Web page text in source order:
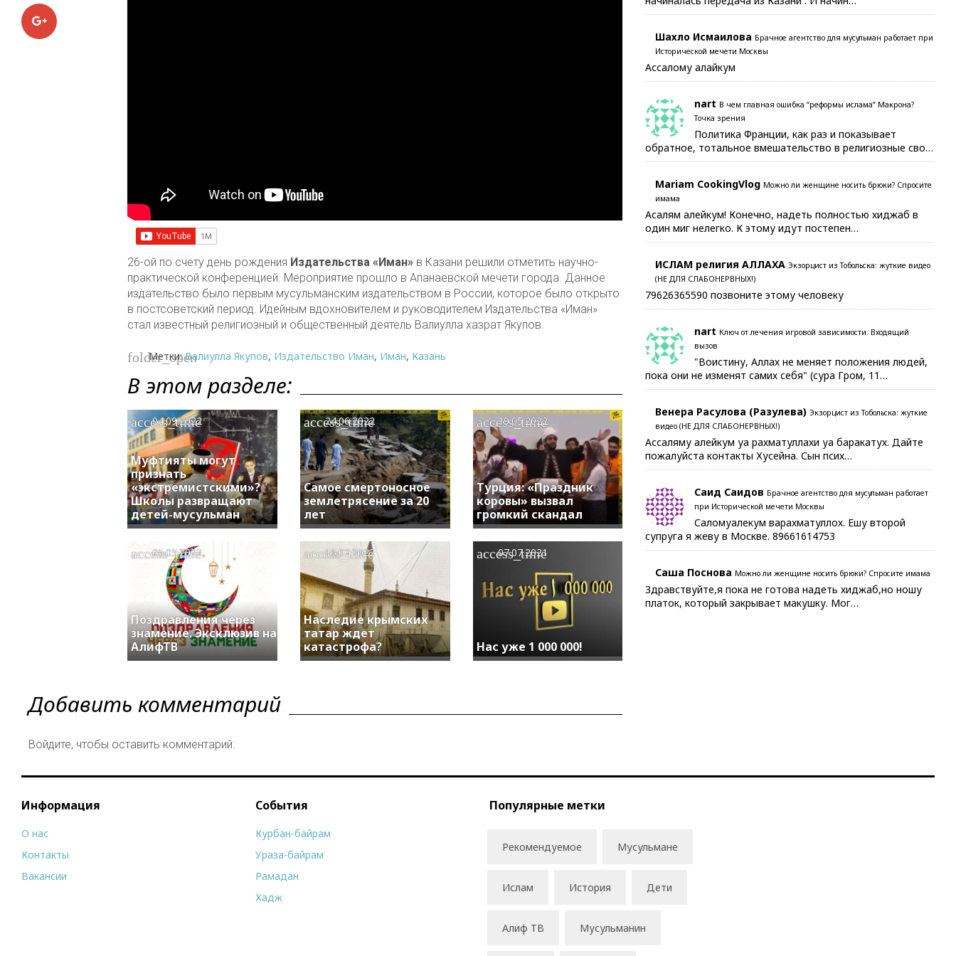
Google+
26-ой по счету день рождения Издательства «Иман» в Казани решили отметить научно-
практической конференцией. Мероприятие прошло в Апанаевской мечети города. Данное
издательство было первым мусульманским издательством в России, которое было открыто
в постсоветский период. Идейным вдохновителем и руководителем Издательства «Иман»
стал известный религиозный и общественный деятель Валиулла хазрат Якупов.
folder_open
Метки:Валиулла Якупов, Издательство Иман, Иман, Казань
В этом разделе:
Муфтияты могут
признать
«экстремистскими»?
Школы развращают
детей-мусульман
access_time
04.09.2022
Самое смертоносное
землетрясение за 20
лет
access_time
24.06.2022
Турция: «Праздник
коровы» вызвал
громкий скандал
access_time
19.05.2022
Поздравления через
знамение. Эксклюзив на
АлифТВ
access_time
05.05.2022
Наследие крымских
татар ждет
катастрофа?
access_time
16.02.2022
Нас уже 1 000 000!
access_time
07.07.2021
Добавить комментарий
Войдите, чтобы оставить комментарий:
Шахло Исмаилова Брачное агентство для мусульман работает при
Исторической мечети Москвы
Ассалому алайкум
nart В чем главная ошибка “реформы ислама” Макрона?
Точка зрения
Политика Франции, как раз и показывает
обратное, тотальное вмешательство в религиозные сво…
Mariam CookingVlog Можно ли женщине носить брюки? Спросите
имама
Асалям алейкум! Конечно, надеть полностью хиджаб в
один миг нелегко. К этому идут постепен…
ИСЛАМ религия АЛЛАХА Экзорцист из Тобольска: жуткие видео
(НЕ ДЛЯ СЛАБОНЕРВНЫХ!)
79626365590 позвоните этому человеку
nart Ключ от лечения игровой зависимости. Входящий
вызов
"Воистину, Аллах не меняет положения людей,
пока они не изменят самих себя" (сура Гром, 11…
Венера Расулова (Разулева) Экзорцист из Тобольска: жуткие
видео (НЕ ДЛЯ СЛАБОНЕРВНЫХ!)
Ассаляму алейкум уа рахматуллахи уа баракатух. Дайте
пожалуйста контакты Хусейна. Сын псих…
Саид Саидов Брачное агентство для мусульман работает
при Исторической мечети Москвы
Саломуалекум варахматуллох. Ешу второй
супруга я жеву в Москве. 89661614753
Саша Поснова Можно ли женщине носить брюки? Спросите имама
Здравствуйте,я пока не готова надеть хиджаб,но ношу
платок, который закрывает макушку. Мог…
Информация
О нас
Контакты
Вакансии
События
Курбан-байрам
Ураза-байрам
Рамадан
Хадж
Популярные метки
Рекомендуемое Мусульмане
Ислам История Дети
Алиф ТВ Мусульманин